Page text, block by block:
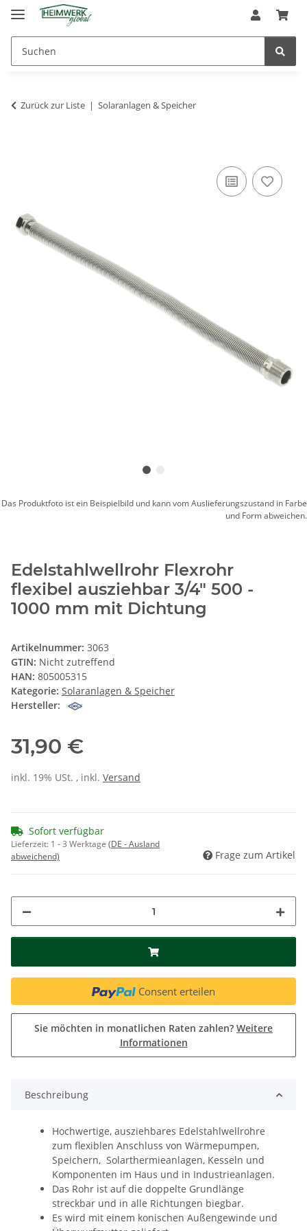
Zurück zur Liste Solaranlagen & Speicher
Das Produktfoto ist ein Beispielbild und kann vom Auslieferungszustand in Farbe
und Form abweichen.
Edelstahlwellrohr Flexrohr
flexibel ausziehbar 3/4" 500 -
1000 mm mit Dichtung
Artikelnummer: 3063
GTIN: Nicht zutreffend
HAN: 805005315
Kategorie: Solaranlagen & Speicher
Hersteller:
31,90 €
inkl. 19% USt. , inkl. Versand
Sofort verfügbar
Lieferzeit: 1 - 3 Werktage (DE - Ausland
abweichend)
Frage zum Artikel
Consent erteilen
Sie möchten in monatlichen Raten zahlen? Weitere
Informationen
Beschreibung
Hochwertige, ausziehbares Edelstahlwellrohre
zum flexiblen Anschluss von Wärmepumpen,
Speichern, Solarthermieanlagen, Kesseln und
Komponenten im Haus und in Industrieanlagen.
Das Rohr ist auf die doppelte Grundlänge
streckbar und in alle Richtungen biegbar.
Es wird mit einem konischen Außengewinde und